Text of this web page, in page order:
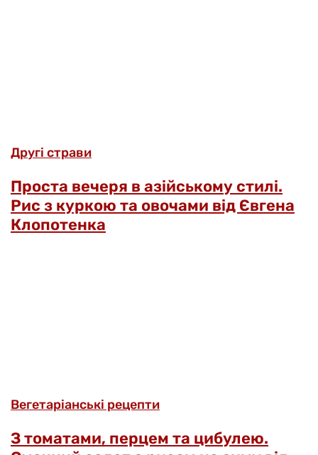
Другі страви
Проста вечеря в азійському стилі.
Рис з куркою та овочами від Євгена
Клопотенка
Вегетаріанські рецепти
З томатами, перцем та цибулею.